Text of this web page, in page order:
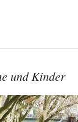
und Kinder